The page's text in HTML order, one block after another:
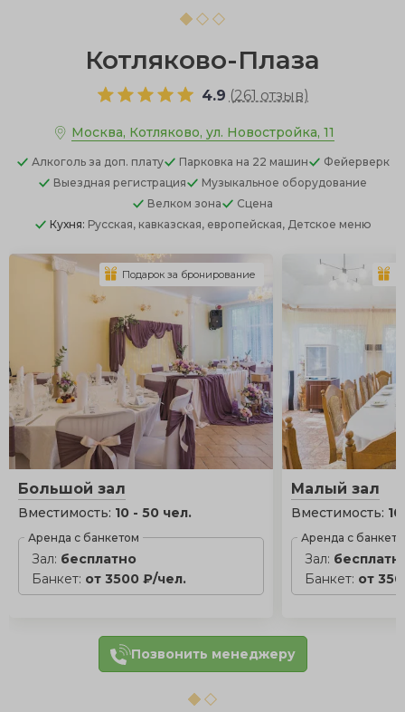
Котляково-Плаза
4.9 (261 отзыв)
Москва, Котляково, ул. Новостройка, 11
Алкоголь за доп. плату Парковка на 22 машин
Фейерверк
Выездная регистрация
Музыкальное оборудование
Велком зона
Сцена
Кухня: Русская, кавказская, европейская, Детское меню
Большой зал
Вместимость: 10 - 50 чел.
Аренда с банкетом
Зал: бесплатно
Банкет: от 3500 ₽/чел.
Подарок за бронирование
Малый зал
Вместимость:
Аренда с
Зал:
Банкет: от
Позвонить менеджеру